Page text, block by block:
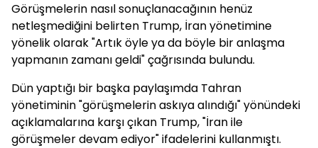
Görüşmelerin nasıl sonuçlanacağının henüz
netleşmediğini belirten Trump, İran yönetimine
yönelik olarak "Artık öyle ya da böyle bir anlaşma
yapmanın zamanı geldi" çağrısında bulundu.
Dün yaptığı bir başka paylaşımda Tahran
yönetiminin "görüşmelerin askıya alındığı" yönündeki
açıklamalarına karşı çıkan Trump, "İran ile
görüşmeler devam ediyor" ifadelerini kullanmıştı.